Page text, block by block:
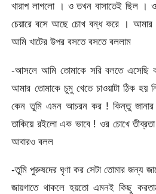
খারাপ লাগলো । ও তখন বাসাতেই ছিল ।
চেয়ারে বসে আছে চোখ বন্ধ করে । আমার
আমি খাটের উপর বসতে বসতে বললাম
-আসলে আমি তোমাকে সরি বলতে এসেছি
আমার তোমাকে চুমু খেতে চাওয়াটা ঠিক
কেন তুমি এমন আচরন কর ! কিন্তু জানার
তাকিয়ে রইলো এক ভাবে ! ওর চোখে
আবারও বলল
-তুমি পুরুষদের ঘৃণা কর সেটা তোমার জন্য
জায়গাতে থাকলে হয়তো এমনই কিছু